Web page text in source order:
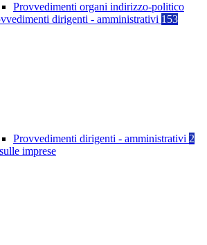
Provvedimenti organi indirizzo-politico
dirigenti - amministrativi 153
Provvedimenti dirigenti - amministrativi 2
imprese